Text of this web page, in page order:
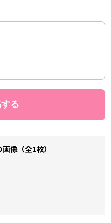
像（全1枚）